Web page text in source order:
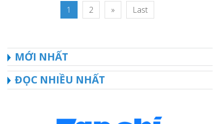
1 2 » Last
MỚI NHẤT
ĐỌC NHIỀU NHẤT